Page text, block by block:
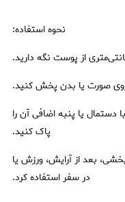
نحوه استفاده:
دستمال یا پنبه اضافی آن را
پاک کنید.
بعد از آرایش، ورزش یا
در سفر استفاده کرد.